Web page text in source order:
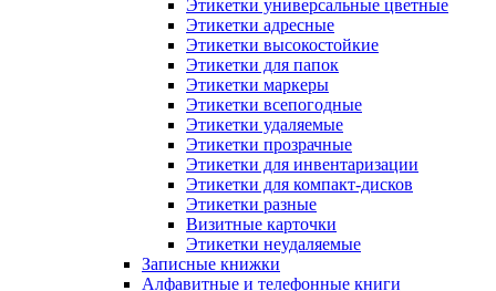
Этикетки универсальные цветные
Этикетки адресные
Этикетки высокостойкие
Этикетки для папок
Этикетки маркеры
Этикетки всепогодные
Этикетки удаляемые
Этикетки прозрачные
Этикетки для инвентаризации
Этикетки для компакт-дисков
Этикетки разные
Визитные карточки
Этикетки неудаляемые
Записные книжки
Алфавитные и телефонные книги